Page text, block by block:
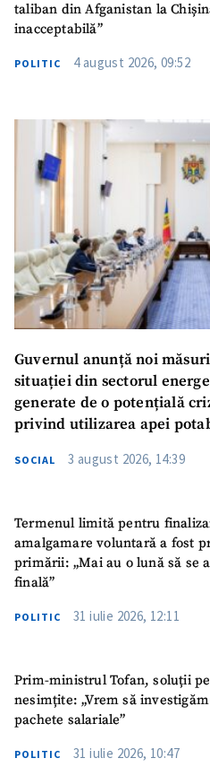
taliban din Afganistan la
inacceptabilă”
POLITIC 4 august 2026, 09:52
Guvernul anunță noi
situației din sectorul
generate de o potențială
privind utilizarea apei
SOCIAL 3 august 2026, 14:39
Termenul limită pentru
amalgamare voluntară a fost
primării: „Mai au o lună să se
finală”
POLITIC 31 iulie 2026, 12:11
Prim-ministrul Tofan, soluții
nesimțite: „Vrem să
pachete salariale”
POLITIC 31 iulie 2026, 10:47